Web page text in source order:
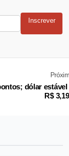
Inscrever
dólar estável
R$